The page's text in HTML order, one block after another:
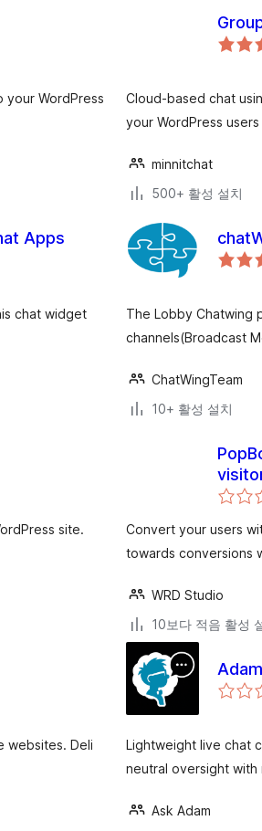
your WordPress
Cloud-based chat
your WordPress
minnitchat
500+ 활성 설치
Apps
chat widget
The Lobby Chatwing
channels(Broadcast
ChatWingTeam
10+ 활성 설치
site.
Convert your users
towards conversions
WRD Studio
10보다 적음 활성
websites. Deli
Lightweight live chat
neutral oversight
Ask Adam